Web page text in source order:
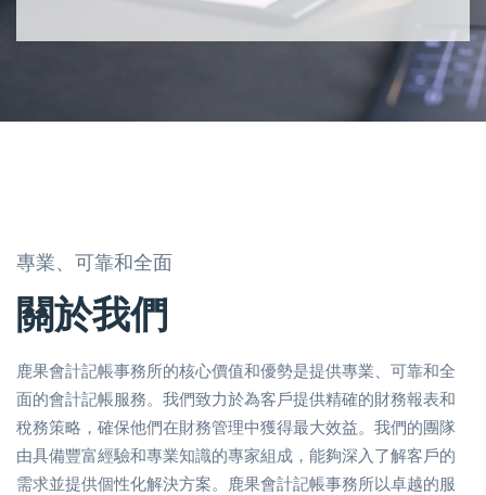
專業、可靠和全面
關於我們
鹿果會計記帳事務所的核心價值和優勢是提供專業、可靠和全
面的會計記帳服務。我們致力於為客戶提供精確的財務報表和
稅務策略，確保他們在財務管理中獲得最大效益。我們的團隊
由具備豐富經驗和專業知識的專家組成，能夠深入了解客戶的
需求並提供個性化解決方案。鹿果會計記帳事務所以卓越的服